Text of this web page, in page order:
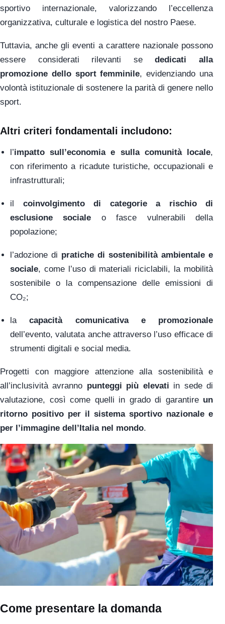
sportivo internazionale, valorizzando l’eccellenza
organizzativa, culturale e logistica del nostro Paese.
Tuttavia, anche gli eventi a carattere nazionale possono
essere considerati rilevanti sededicati alla
promozione dello sport femminile, evidenziando una
volontà istituzionale di sostenere la parità di genere nello
sport.
Altri criteri fondamentali includono:
l’impatto sull’economia e sulla comunità locale,
con riferimento a ricadute turistiche, occupazionali e
infrastrutturali;
il coinvolgimento di categorie a rischio di
esclusione sociale o fasce vulnerabili della
popolazione;
l’adozione di pratiche di sostenibilità ambientale e
sociale, come l’uso di materiali riciclabili, la mobilità
sostenibile o la compensazione delle emissioni di
CO₂;
lacapacità comunicativa e promozionale
dell’evento, valutata anche attraverso l’uso efficace di
strumenti digitali e social media.
Progetti con maggiore attenzione alla sostenibilità e
all’inclusività avranno punteggi più elevati in sede di
valutazione, così come quelli in grado di garantire un
ritorno positivo per il sistema sportivo nazionale e
per l’immagine dell’Italia nel mondo.
Come presentare la domanda